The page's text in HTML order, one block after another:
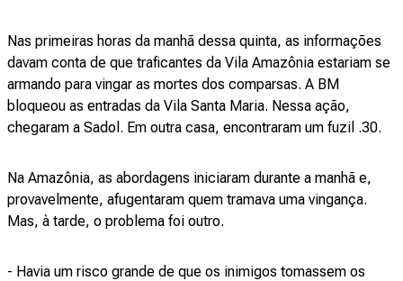
Nas primeiras horas da manhã dessa quinta, as informações
davam conta de que traficantes da Vila Amazônia estariam se
armando para vingar as mortes dos comparsas. A BM
bloqueou as entradas da Vila Santa Maria. Nessa ação,
chegaram a Sadol. Em outra casa, encontraram um fuzil .30.
Na Amazônia, as abordagens iniciaram durante a manhã e,
provavelmente, afugentaram quem tramava uma vingança.
Mas, à tarde, o problema foi outro.
- Havia um risco grande de que os inimigos tomassem os